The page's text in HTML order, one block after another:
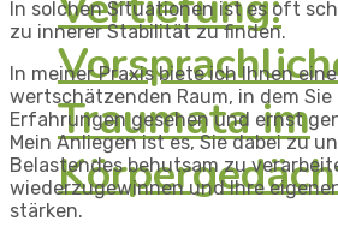
Traumata im
In solchen Situationen ist es oft
zu innerer Stabilität zu finden.
In meiner Praxis biete ich Ihnen
wertschätzenden Raum, in dem Sie
Erfahrungen gesehen und ernst
Mein Anliegen ist es, Sie dabei zu
Belastendes behutsam zu
wiederzugewinnen und Ihre
stärken.